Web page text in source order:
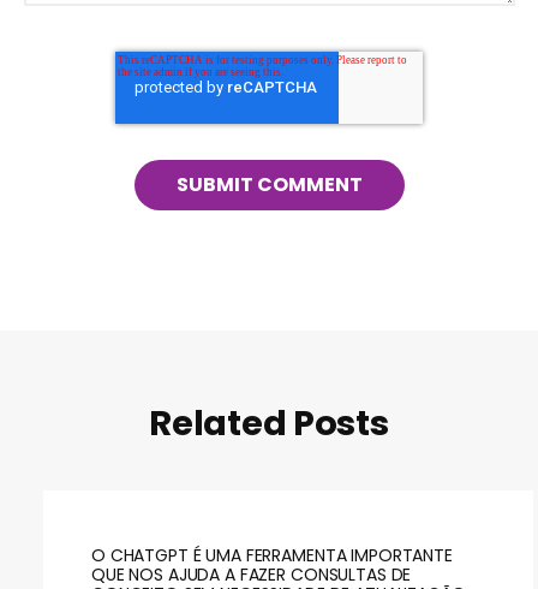
Related Posts
O CHATGPT É UMA FERRAMENTA IMPORTANTE
QUE NOS AJUDA A FAZER CONSULTAS DE